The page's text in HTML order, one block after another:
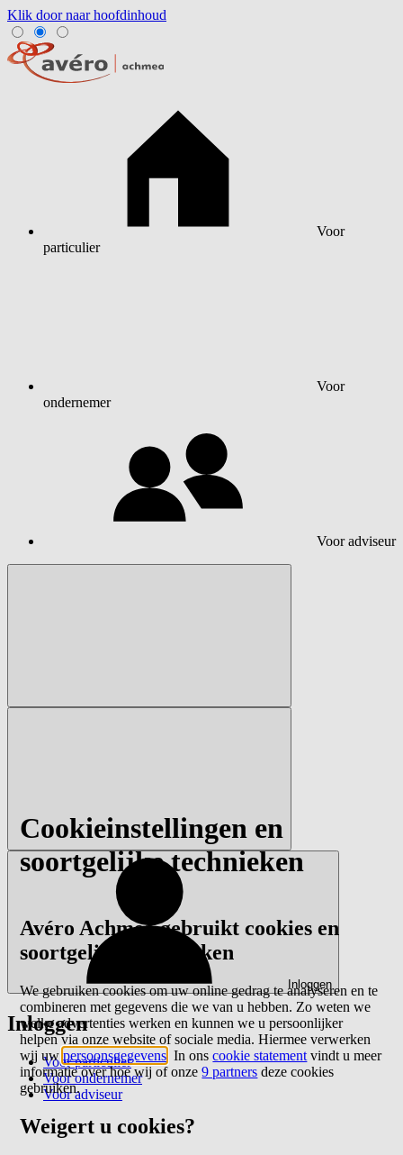
Klik door naar hoofdinhoud
Voor
particulier
Voor
ondernemer
Voor adviseur
Inloggen
Inloggen
Voor particulier
Voor ondernemer
Voor adviseur
Cookieinstellingen en
soortgelijke technieken
Avéro Achmea gebruikt cookies en
soortgelijke technieken
We gebruiken cookies om uw online gedrag te analyseren en te
combineren met gegevens die we van u hebben. Zo weten we
welke advertenties werken en kunnen we u persoonlijker
helpen via onze website of sociale media. Hiermee verwerken
wij uwpersoonsgegevens . In onscookie statement vindt u meer
informatie over hoe wij of onze9 partners deze cookies
gebruiken.
Weigert u cookies?